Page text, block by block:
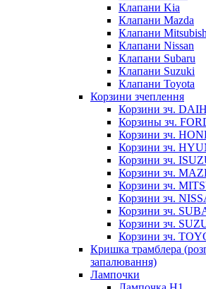
Клапани Kia
Клапани Mazda
Клапани
Клапани Nissan
Клапани Subaru
Клапани Suzuki
Клапани Toyota
Корзини зчеплення
Корзини зч.
Корзины зч.
Корзини зч.
Корзини зч.
Корзини зч.
Корзини зч.
Корзини зч.
Корзини зч.
Корзини зч.
Корзини зч.
Корзини зч.
Кришка трамблера
запалювання)
Лампочки